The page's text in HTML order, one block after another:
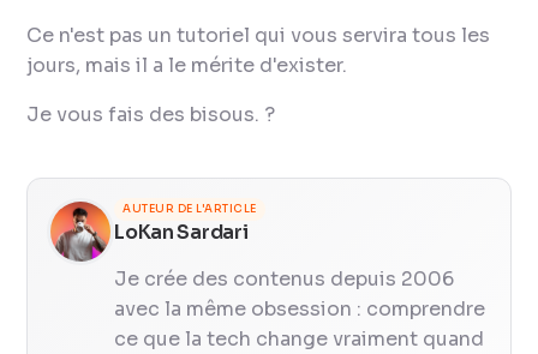
Ce n'est pas un tutoriel qui vous servira tous les
jours, mais il a le mérite d'exister.
Je vous fais des bisous. ?
AUTEUR DE L'ARTICLE
LoKan Sardari
Je crée des contenus depuis 2006
avec la même obsession : comprendre
ce que la tech change vraiment quand